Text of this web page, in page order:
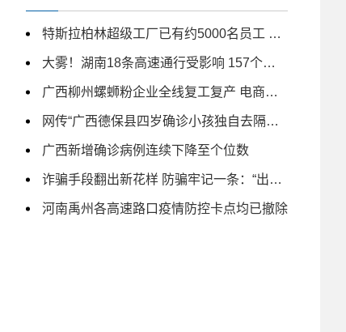
特斯拉柏林超级工厂已有约5000名员工 未来几月仍计划大量招人
大雾！湖南18条高速通行受影响 157个收费站临时交通管制
广西柳州螺蛳粉企业全线复工复产 电商主播日夜带货
网传“广西德保县四岁确诊小孩独自去隔离” 为不实信息
广西新增确诊病例连续下降至个位数
诈骗手段翻出新花样 防骗牢记一条：“出钱免谈”
河南禹州各高速路口疫情防控卡点均已撤除